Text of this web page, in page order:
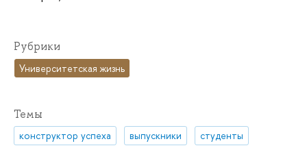
Рубрики
Университетская жизнь
Темы
конструктор успеха выпускники
студенты